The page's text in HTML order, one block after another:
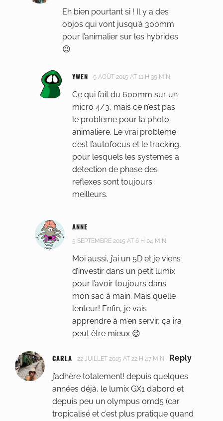
Eh bien pourtant si ! Il y a des
objos qui vont jusqu’à 300mm
pour l’animalier sur les hybrides
😉
YWEN 9 AOÛT 2015 AT 11 H 35 MIN
Ce qui fait du 600mm sur un
micro 4/3, mais ce n’est pas
le probleme pour la photo
animaliere. Le vrai problème
c’est l’autofocus et le tracking,
pour lesquels les systemes a
detection de phase des
reflexes sont toujours
meilleurs.
ANNE
5 SEPTEMBRE 2015 AT 6 H 04 MIN
Moi aussi, j’ai un 5D et je viens
d’investir dans un petit lumix
pour l’avoir toujours dans
mon sac à main. Mais quelle
lenteur! Enfin, je vais
apprendre à m’en servir, ça ira
peut être mieux 😉
CARLA 22 JUILLET 2015 AT 22 H 47 MIN
Reply
j’adhère totalement! depuis quelques
années déjà, le lumix GX1 d’abord et
depuis peu un olympus omd5 (car
tropicalisé et c’est plus pratique quand